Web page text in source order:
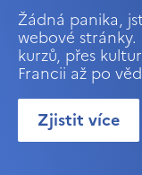
Žádná panika,
webové
kurzů, přes
Francii až po
Zjistit více